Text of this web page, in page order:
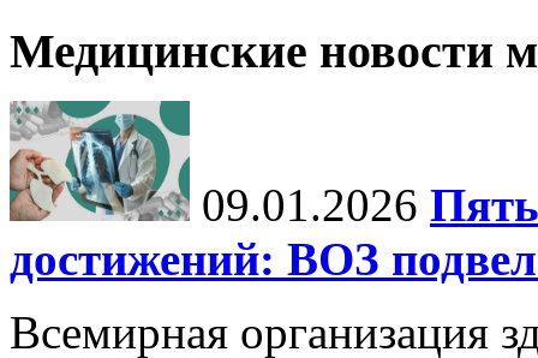
Медицинские новости
09.01.2026
достижений: ВОЗ
Всемирная организация